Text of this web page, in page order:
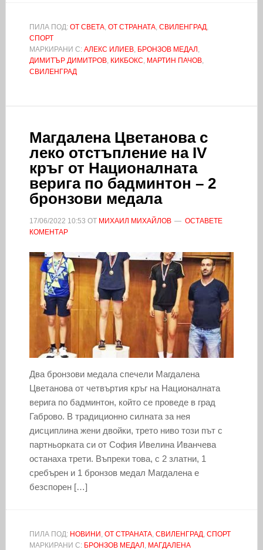
ПИЛА ПОД: ОТ СВЕТА, ОТ СТРАНАТА, СВИЛЕНГРАД,
СПОРТ
МАРКИРАНИ С: АЛЕКС ИЛИЕВ, БРОНЗОВ МЕДАЛ ,
ДИМИТЪР ДИМИТРОВ, КИКБОКС, МАРТИН ПАЧОВ,
СВИЛЕНГРАД
Магдалена Цветанова с
леко отстъпление на IV
кръг от Националната
верига по бадминтон – 2
бронзови медала
17/06/2022 10:53 ОТ МИХАИЛ МИХАЙЛОВ
ОСТАВЕТЕ
КОМЕНТАР
Два бронзови медала спечели Магдалена
Цветанова от четвъртия кръг на Националната
верига по бадминтон, който се проведе в град
Габрово. В традиционно силната за нея
дисциплина жени двойки, трето ниво този път с
партньорката си от София Ивелина Иванчева
останаха трети. Въпреки това, с 2 златни, 1
сребърен и 1 бронзов медал Магдалена е
безспорен […]
ПИЛА ПОД: НОВИНИ , ОТ СТРАНАТА, СВИЛЕНГРАД, СПОРТ
МАРКИРАНИ С: БРОНЗОВ МЕДАЛ , МАГДАЛЕНА